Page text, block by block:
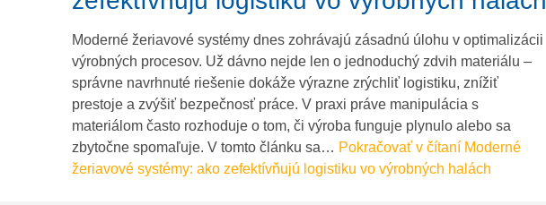
Moderné žeriavové systémy dnes zohrávajú zásadnú úlohu v optimalizácii
výrobných procesov. Už dávno nejde len o jednoduchý zdvih materiálu –
správne navrhnuté riešenie dokáže výrazne zrýchliť logistiku, znížiť
prestoje a zvýšiť bezpečnosť práce. V praxi práve manipulácia s
materiálom často rozhoduje o tom, či výroba funguje plynulo alebo sa
zbytočne spomaľuje. V tomto článku sa… Pokračovať v čítaní Moderné
žeriavové systémy: ako zefektívňujú logistiku vo výrobných halách